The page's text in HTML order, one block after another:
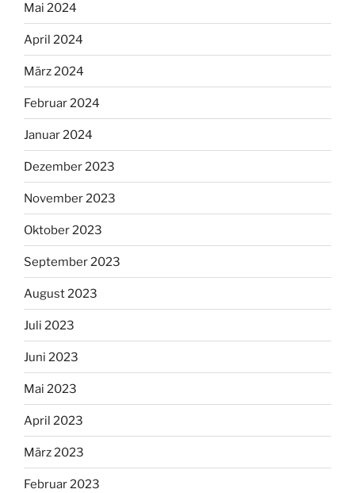
Mai 2024
April 2024
März 2024
Februar 2024
Januar 2024
Dezember 2023
November 2023
Oktober 2023
September 2023
August 2023
Juli 2023
Juni 2023
Mai 2023
April 2023
März 2023
Februar 2023